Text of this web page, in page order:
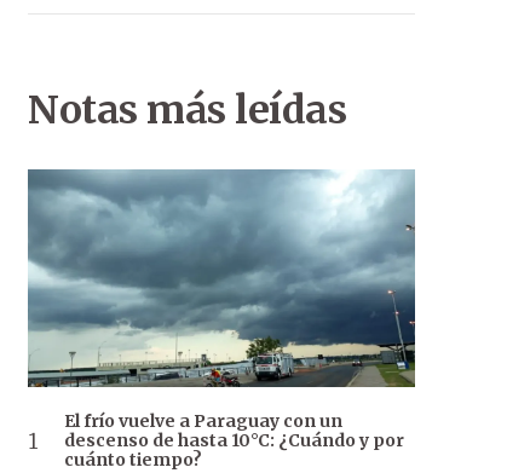
Notas más leídas
El frío vuelve a Paraguay con un
descenso de hasta 10°C: ¿Cuándo y por
cuánto tiempo?